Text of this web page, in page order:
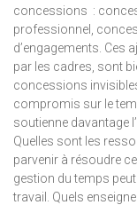
concessions :
professionnel,
d’engagements. Ces
par les cadres, sont
concessions
compromis sur le
soutienne davantage
Quelles sont les
parvenir à résoudre
gestion du temps
travail. Quels